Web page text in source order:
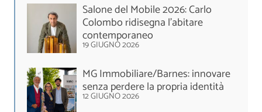
Salone del Mobile 2026: Carlo
Colombo ridisegna l’abitare
contemporaneo
19 GIUGNO 2026
MG Immobiliare/Barnes: innovare
senza perdere la propria identità
12 GIUGNO 2026